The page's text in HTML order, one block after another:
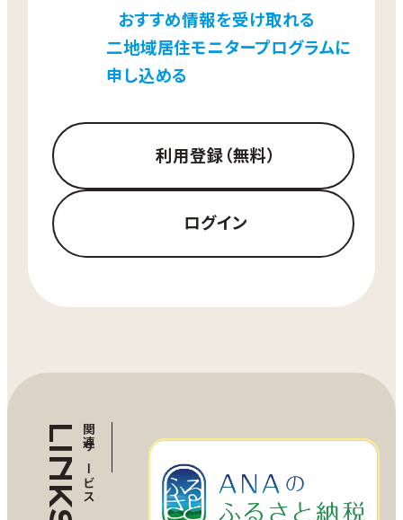
おすすめ情報を受け取れる
二地域居住モニタープログラムに
申し込める
利用登録（無料）
ログイン
LINKS関連サービス